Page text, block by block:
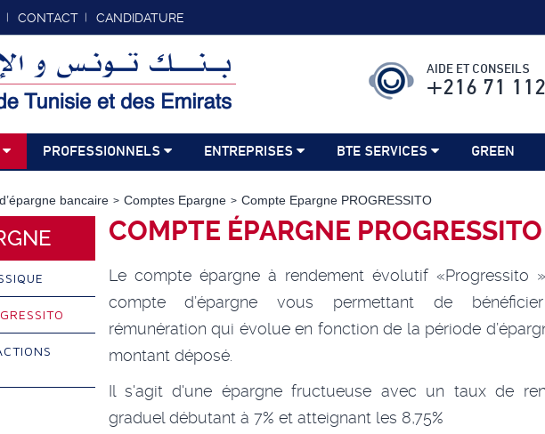
CONTACT CANDIDATURE
AIDE ET CONSEILS
+216 71
PROFESSIONNELS ENTREPRISES BTE SERVICES GREEN
bancaire Comptes Epargne Compte Epargne PROGRESSITO
COMPTE ÉPARGNE PROGRESSITO
Le compte épargne à rendement évolutif «Progressito
compte d’épargne vous permettant de
rémunération qui évolue en fonction de la période
montant déposé.
Il s'agit d'une épargne fructueuse avec un taux de
graduel débutant à 7% et atteignant les 8,75%